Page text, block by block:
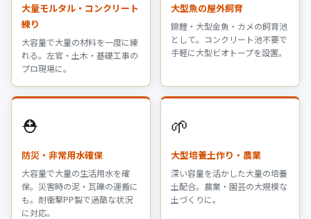
大量モルタル・コンクリート
練り
大容量で大量の材料を一度に練
れる。左官・土木・基礎工事の
プロ現場に。
大型魚の屋外飼育
錦鯉・大型金魚・カメの飼育池
として。コンクリート池不要で
手軽に大型ビオトープを設置。
⛑️
防災・非常用水確保
大容量で大量の生活用水を確
保。災害時の泥・瓦礫の運搬に
も。耐衝撃PP製で過酷な状況
に対応。
🌱
大型培養土作り・農業
深い容量を活かした大量の培養
土配合。農業・園芸の大規模な
土づくりに。